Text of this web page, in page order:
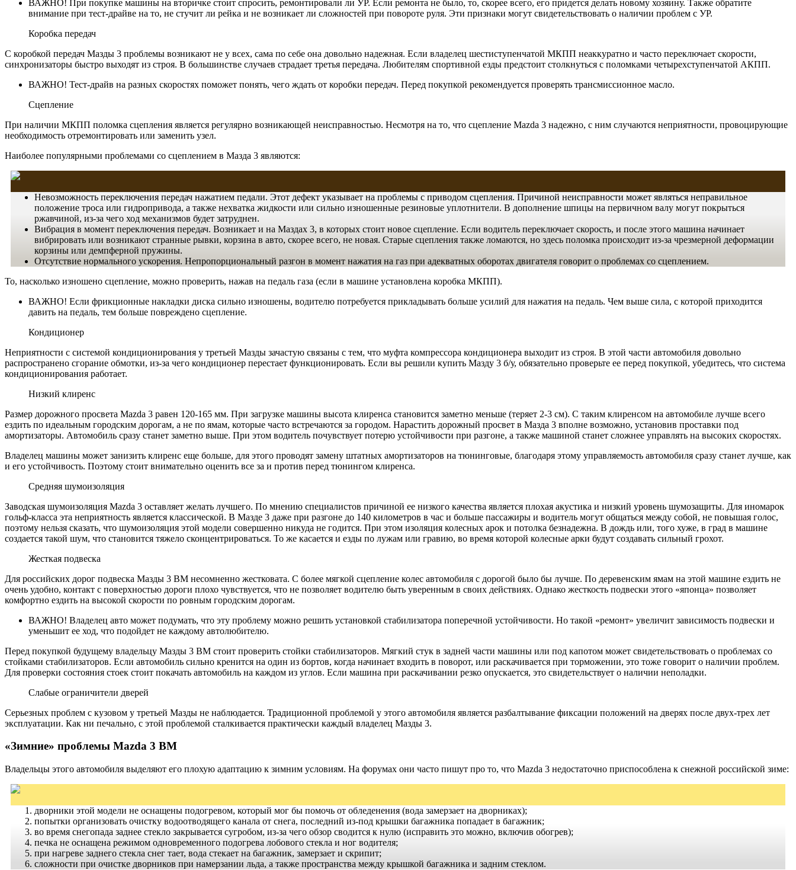
ВАЖНО! При покупке машины на вторичке стоит спросить, ремонтировали ли УР. Если ремонта не было, то, скорее всего, его придется делать новому хозяину. Также обратите
внимание при тест-драйве на то, не стучит ли рейка и не возникает ли сложностей при повороте руля. Эти признаки могут свидетельствовать о наличии проблем с УР.
Коробка передач
С коробкой передач Мазды 3 проблемы возникают не у всех, сама по себе она довольно надежная. Если владелец шестиступенчатой МКПП неаккуратно и часто переключает скорости,
синхронизаторы быстро выходят из строя. В большинстве случаев страдает третья передача. Любителям спортивной езды предстоит столкнуться с поломками четырехступенчатой АКПП.
ВАЖНО! Тест-драйв на разных скоростях поможет понять, чего ждать от коробки передач. Перед покупкой рекомендуется проверять трансмиссионное масло.
Сцепление
При наличии МКПП поломка сцепления является регулярно возникающей неисправностью. Несмотря на то, что сцепление Mazda 3 надежно, с ним случаются неприятности, провоцирующие
необходимость отремонтировать или заменить узел.
Наиболее популярными проблемами со сцеплением в Мазда 3 являются:
Невозможность переключения передач нажатием педали. Этот дефект указывает на проблемы с приводом сцепления. Причиной неисправности может являться неправильное
положение троса или гидропривода, а также нехватка жидкости или сильно изношенные резиновые уплотнители. В дополнение шпицы на первичном валу могут покрыться
ржавчиной, из-за чего ход механизмов будет затруднен.
Вибрация в момент переключения передач. Возникает и на Маздах 3, в которых стоит новое сцепление. Если водитель переключает скорость, и после этого машина начинает
вибрировать или возникают странные рывки, корзина в авто, скорее всего, не новая. Старые сцепления также ломаются, но здесь поломка происходит из-за чрезмерной деформации
корзины или демпферной пружины.
Отсутствие нормального ускорения. Непропорциональный разгон в момент нажатия на газ при адекватных оборотах двигателя говорит о проблемах со сцеплением.
То, насколько изношено сцепление, можно проверить, нажав на педаль газа (если в машине установлена коробка МКПП).
ВАЖНО! Если фрикционные накладки диска сильно изношены, водителю потребуется прикладывать больше усилий для нажатия на педаль. Чем выше сила, с которой приходится
давить на педаль, тем больше повреждено сцепление.
Кондиционер
Неприятности с системой кондиционирования у третьей Мазды зачастую связаны с тем, что муфта компрессора кондиционера выходит из строя. В этой части автомобиля довольно
распространено сгорание обмотки, из-за чего кондиционер перестает функционировать. Если вы решили купить Мазду 3 б/у, обязательно проверьте ее перед покупкой, убедитесь, что система
кондиционирования работает.
Низкий клиренс
Размер дорожного просвета Mazda 3 равен 120-165 мм. При загрузке машины высота клиренса становится заметно меньше (теряет 2-3 см). С таким клиренсом на автомобиле лучше всего
ездить по идеальным городским дорогам, а не по ямам, которые часто встречаются за городом. Нарастить дорожный просвет в Мазда 3 вполне возможно, установив проставки под
амортизаторы. Автомобиль сразу станет заметно выше. При этом водитель почувствует потерю устойчивости при разгоне, а также машиной станет сложнее управлять на высоких скоростях.
Владелец машины может занизить клиренс еще больше, для этого проводят замену штатных амортизаторов на тюнинговые, благодаря этому управляемость автомобиля сразу станет лучше, как
и его устойчивость. Поэтому стоит внимательно оценить все за и против перед тюнингом клиренса.
Средняя шумоизоляция
Заводская шумоизоляция Mazda 3 оставляет желать лучшего. По мнению специалистов причиной ее низкого качества является плохая акустика и низкий уровень шумозащиты. Для иномарок
гольф-класса эта неприятность является классической. В Мазде 3 даже при разгоне до 140 километров в час и больше пассажиры и водитель могут общаться между собой, не повышая голос,
поэтому нельзя сказать, что шумоизоляция этой модели совершенно никуда не годится. При этом изоляция колесных арок и потолка безнадежна. В дождь или, того хуже, в град в машине
создается такой шум, что становится тяжело сконцентрироваться. То же касается и езды по лужам или гравию, во время которой колесные арки будут создавать сильный грохот.
Жесткая подвеска
Для российских дорог подвеска Мазды 3 ВМ несомненно жестковата. С более мягкой сцепление колес автомобиля с дорогой было бы лучше. По деревенским ямам на этой машине ездить не
очень удобно, контакт с поверхностью дороги плохо чувствуется, что не позволяет водителю быть уверенным в своих действиях. Однако жесткость подвески этого «японца» позволяет
комфортно ездить на высокой скорости по ровным городским дорогам.
ВАЖНО! Владелец авто может подумать, что эту проблему можно решить установкой стабилизатора поперечной устойчивости. Но такой «ремонт» увеличит зависимость подвески и
уменьшит ее ход, что подойдет не каждому автолюбителю.
Перед покупкой будущему владельцу Мазды 3 ВМ стоит проверить стойки стабилизаторов. Мягкий стук в задней части машины или под капотом может свидетельствовать о проблемах со
стойками стабилизаторов. Если автомобиль сильно кренится на один из бортов, когда начинает входить в поворот, или раскачивается при торможении, это тоже говорит о наличии проблем.
Для проверки состояния стоек стоит покачать автомобиль на каждом из углов. Если машина при раскачивании резко опускается, это свидетельствует о наличии неполадки.
Слабые ограничители дверей
Серьезных проблем с кузовом у третьей Мазды не наблюдается. Традиционной проблемой у этого автомобиля является разбалтывание фиксации положений на дверях после двух-трех лет
эксплуатации. Как ни печально, с этой проблемой сталкивается практически каждый владелец Мазды 3.
«Зимние» проблемы Mazda 3 ВМ
Владельцы этого автомобиля выделяют его плохую адаптацию к зимним условиям. На форумах они часто пишут про то, что Mazda 3 недостаточно приспособлена к снежной российской зиме:
дворники этой модели не оснащены подогревом, который мог бы помочь от обледенения (вода замерзает на дворниках);
попытки организовать очистку водоотводящего канала от снега, последний из-под крышки багажника попадает в багажник;
во время снегопада заднее стекло закрывается сугробом, из-за чего обзор сводится к нулю (исправить это можно, включив обогрев);
печка не оснащена режимом одновременного подогрева лобового стекла и ног водителя;
при нагреве заднего стекла снег тает, вода стекает на багажник, замерзает и скрипит;
сложности при очистке дворников при намерзании льда, а также пространства между крышкой багажника и задним стеклом.